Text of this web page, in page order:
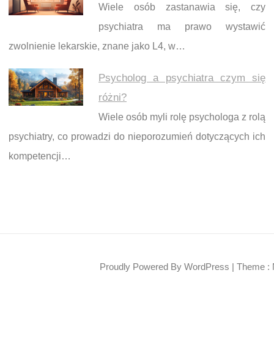
Wiele osób zastanawia się, czy
psychiatra ma prawo wystawić
zwolnienie lekarskie, znane jako L4, w…
Psycholog a psychiatra czym się
różni?
Wiele osób myli rolę psychologa z rolą
psychiatry, co prowadzi do nieporozumień dotyczących ich
kompetencji…
Proudly Powered By WordPress | Theme :